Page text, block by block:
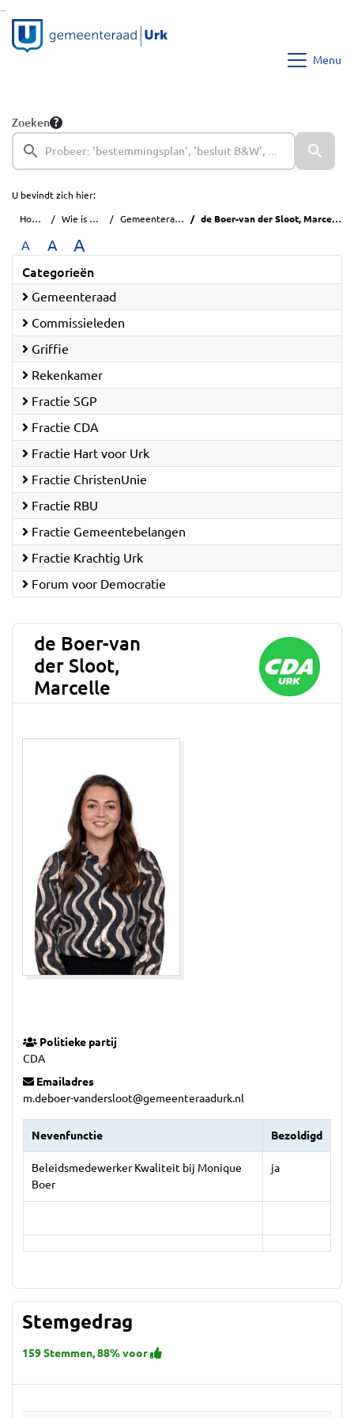
Ga naar de inhoud van deze pagina
Ga naar het zoeken
Ga naar het menu
Menu
Zoeken
U bevindt zich hier:
Home Wie is wie Gemeenteraad de Boer-van der Sloot, Marcelle
A A A
Categorieën
Gemeenteraad
Commissieleden
Griffie
Rekenkamer
Fractie SGP
Fractie CDA
Fractie Hart voor Urk
Fractie ChristenUnie
Fractie RBU
Fractie Gemeentebelangen
Fractie Krachtig Urk
Forum voor Democratie
de Boer-van
der Sloot,
Marcelle
Politieke partij
CDA
Emailadres
m.deboer-vandersloot@gemeenteraadurk.nl
Nevenfunctie Bezoldigd
Beleidsmedewerker Kwaliteit bij Monique
Boer
ja
Stemgedrag
159 Stemmen, 88% voor